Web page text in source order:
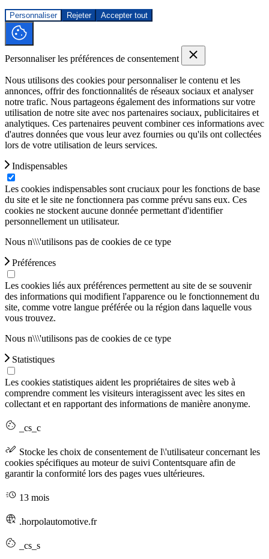
Personnaliser Rejeter Accepter tout
Personnaliser les préférences de consentement
Nous utilisons des cookies pour personnaliser le contenu et les
annonces, offrir des fonctionnalités de réseaux sociaux et analyser
notre trafic. Nous partageons également des informations sur votre
utilisation de notre site avec nos partenaires sociaux, publicitaires et
analytiques. Ces partenaires peuvent combiner ces informations avec
d'autres données que vous leur avez fournies ou qu'ils ont collectées
lors de votre utilisation de leurs services.
Indispensables
Les cookies indispensables sont cruciaux pour les fonctions de base
du site et le site ne fonctionnera pas comme prévu sans eux. Ces
cookies ne stockent aucune donnée permettant d'identifier
personnellement un utilisateur.
Nous n\\\'utilisons pas de cookies de ce type
Préférences
Les cookies liés aux préférences permettent au site de se souvenir
des informations qui modifient l'apparence ou le fonctionnement du
site, comme votre langue préférée ou la région dans laquelle vous
vous trouvez.
Nous n\\\'utilisons pas de cookies de ce type
Statistiques
Les cookies statistiques aident les propriétaires de sites web à
comprendre comment les visiteurs interagissent avec les sites en
collectant et en rapportant des informations de manière anonyme.
_cs_c
Stocke les choix de consentement de l\'utilisateur concernant les
cookies spécifiques au moteur de suivi Contentsquare afin de
garantir la conformité lors des pages vues ultérieures.
13 mois
.horpolautomotive.fr
_cs_s